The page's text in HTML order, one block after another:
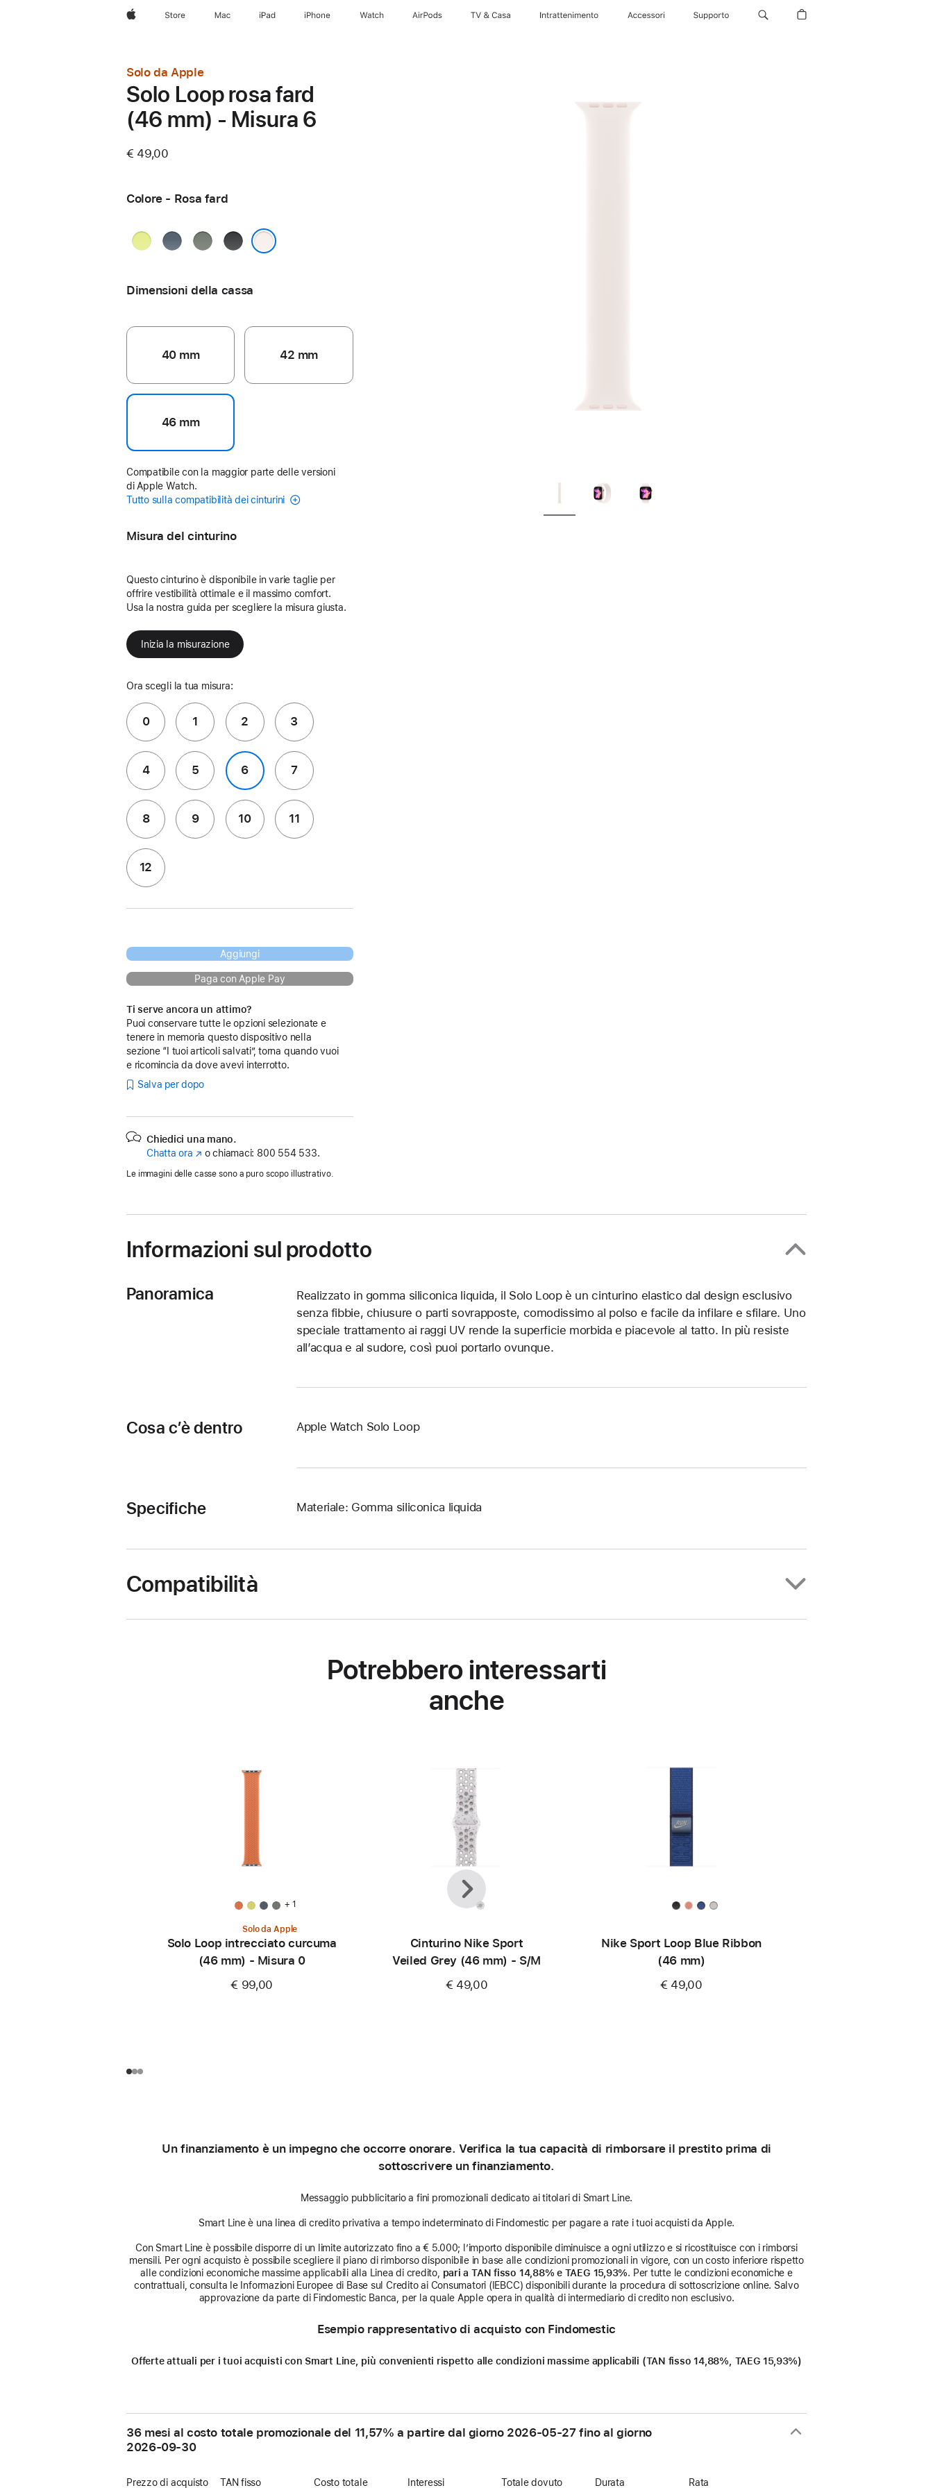
AppleStore Mac iPad iPhone Watch AirPods TV & Casa Intrattenimento Accessori Supporto
Solo da Apple
Solo Loop rosa fard
(46 mm) - Misura 6
€ 49,00
Colore - Rosa fard
Giallo
Blu
Grigioverde
Nero
Dimensioni della cassa
40 mm 42 mm
46 mm
Compatibile con la maggior parte delle versioni
di Apple Watch.
Tutto sulla compatibilità dei cinturini
Misura del cinturino
Questo cinturino è disponibile in varie taglie per
offrire vestibilità ottimale e il massimo comfort.
Usa la nostra guida per scegliere la misura giusta.
Inizia la misurazione
Ora scegli la tua misura:
0 1 2 3
4 5 6 7
8 9 10 11
12
Aggiungi
Paga con Apple Pay
Ti serve ancora un attimo?
Puoi conservare tutte le opzioni selezionate e
tenere in memoria questo dispositivo nella
sezione “I tuoi articoli salvati”, torna quando vuoi
e ricomincia da dove avevi interrotto.
Salva per dopo
Chiedici una mano.
Chatta ora (Si o chiamaci: 800 554 533.
Le immagini delle casse sono a puro scopo illustrativo.
Informazioni sul prodotto
Panoramica
Realizzato in gomma siliconica liquida, il Solo Loop è un cinturino elastico dal design esclusivo
senza fibbie, chiusure o parti sovrapposte, comodissimo al polso e facile da infilare e sfilare. Uno
speciale trattamento ai raggi UV rende la superficie morbida e piacevole al tatto. In più resiste
all’acqua e al sudore, così puoi portarlo ovunque.
Cosa c’è dentro Apple Watch Solo Loop
Specifiche Materiale: Gomma siliconica liquida
Compatibilità
Potrebbero interessarti
anche
+ 1
Solo da Apple
Solo Loop intrecciato curcuma
(46 mm) - Misura 0
€ 99,00
Cinturino Nike Sport
Veiled Grey (46 mm) - S/M
€ 49,00
Nike Sport Loop Blue Ribbon
(46 mm)
€ 49,00
Precedente
Avanti
Un finanziamento è un impegno che occorre onorare. Verifica la tua capacità di rimborsare il prestito prima di
sottoscrivere un finanziamento.
Messaggio pubblicitario a fini promozionali dedicato ai titolari di Smart Line.
Smart Line è una linea di credito privativa a tempo indeterminato di Findomestic per pagare a rate i tuoi acquisti da Apple.
Con Smart Line è possibile disporre di un limite autorizzato fino a € 5.000; l’importo disponibile diminuisce a ogni utilizzo e si ricostituisce con i rimborsi
mensili. Per ogni acquisto è possibile scegliere il piano di rimborso disponibile in base alle condizioni promozionali in vigore, con un costo inferiore rispetto
alle condizioni economiche massime applicabili alla Linea di credito, pari a TAN fisso 14,88% e TAEG 15,93%. Per tutte le condizioni economiche e
contrattuali, consulta le Informazioni Europee di Base sul Credito ai Consumatori (IEBCC) disponibili durante la procedura di sottoscrizione online. Salvo
approvazione da parte di Findomestic Banca, per la quale Apple opera in qualità di intermediario di credito non esclusivo.
Esempio rappresentativo di acquisto con Findomestic
Offerte attuali per i tuoi acquisti con Smart Line, più convenienti rispetto alle condizioni massime applicabili (TAN fisso 14,88%, TAEG 15,93%)
36 mesi al costo totale promozionale del 11,57% a partire dal giorno 2026-05-27fino al giorno
2026-09-30
Prezzo di acquisto TAN fisso Costo totale Interessi Totale dovuto Durata Rata